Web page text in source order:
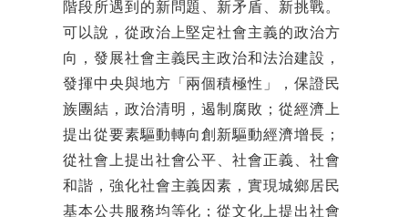
階段所遇到的新問題、新矛盾、新挑戰。
可以說，從政治上堅定社會主義的政治方
向，發展社會主義民主政治和法治建設，
發揮中央與地方「兩個積極性」，保證民
族團結，政治清明，遏制腐敗；從經濟上
提出從要素驅動轉向創新驅動經濟增長；
從社會上提出社會公平、社會正義、社會
和諧，強化社會主義因素，實現城鄉居民
基本公共服務均等化；從文化上提出社會